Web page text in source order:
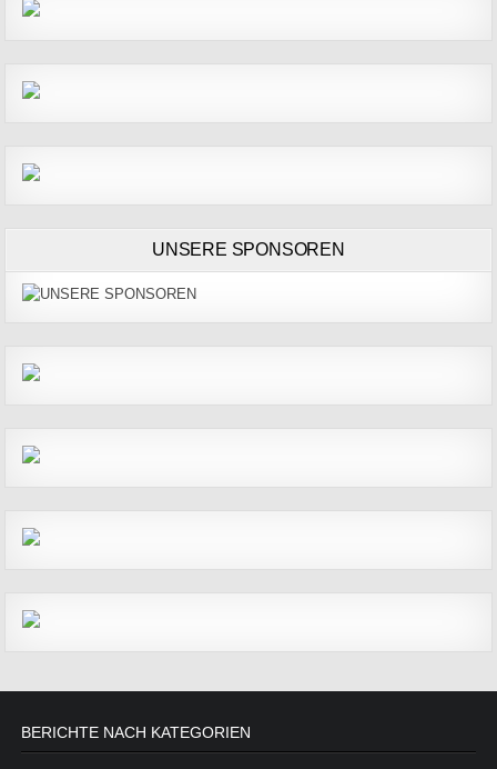
UNSERE SPONSOREN
BERICHTE NACH KATEGORIEN